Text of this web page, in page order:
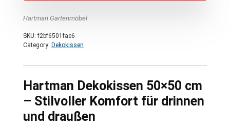
Hartman Gartenmöbel
SKU:f2bf6501fae6
Category: Dekokissen
Hartman Dekokissen 50×50 cm
– Stilvoller Komfort für drinnen
und draußen